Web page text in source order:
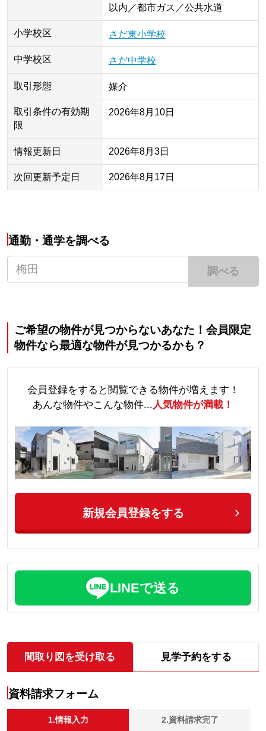
以内／都市ガス／公共水道
小学校区 さだ東小学校
中学校区 さだ中学校
取引形態 媒介
取引条件の有効期
限
2026年8月10日
情報更新日 2026年8月3日
次回更新予定日 2026年8月17日
通勤・通学を調べる
調べる
ご希望の物件が見つからないあなた！会員限定
物件なら最適な物件が見つかるかも？
会員登録をすると閲覧できる物件が増えます！
あんな物件やこんな物件... 人気物件が満載！
新規会員登録をする
LINEで送る
間取り図を受け取る 見学予約をする
資料請求フォーム
1.情報入力 2.資料請求完了